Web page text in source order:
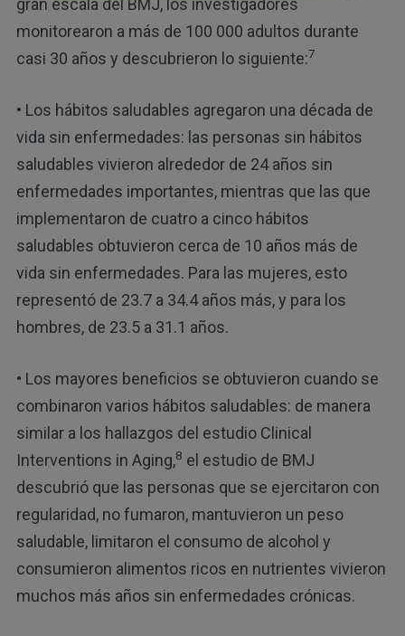
gran escala del BMJ, los investigadores
monitorearon a más de 100 000 adultos durante
casi 30 años y descubrieron lo siguiente:7
• Los hábitos saludables agregaron una década de
vida sin enfermedades: las personas sin hábitos
saludables vivieron alrededor de 24 años sin
enfermedades importantes, mientras que las que
implementaron de cuatro a cinco hábitos
saludables obtuvieron cerca de 10 años más de
vida sin enfermedades. Para las mujeres, esto
representó de 23.7 a 34.4 años más, y para los
hombres, de 23.5 a 31.1 años.
• Los mayores beneficios se obtuvieron cuando se
combinaron varios hábitos saludables: de manera
similar a los hallazgos del estudio Clinical
Interventions in Aging,8 el estudio de BMJ
descubrió que las personas que se ejercitaron con
regularidad, no fumaron, mantuvieron un peso
saludable, limitaron el consumo de alcohol y
consumieron alimentos ricos en nutrientes vivieron
muchos más años sin enfermedades crónicas.